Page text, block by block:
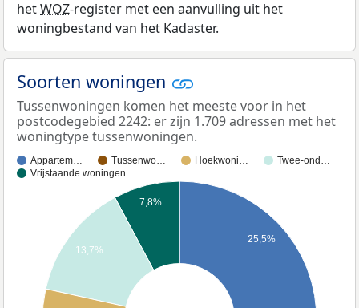
hetWOZ-register met een aanvulling uit het
woningbestand van het Kadaster.
Soorten woningen
Tussenwoningen komen het meeste voor in het
postcodegebied 2242: er zijn 1.709 adressen met het
woningtype tussenwoningen.
Appartem… Tussenwo… Hoekwoni…
Twee-ond…
Vrijstaande woningen
25,5%
7,8%
13,7%